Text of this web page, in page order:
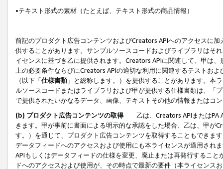
•テキスト形式の素材（たとえば、テキスト形式の商品情報）
前記のプロダクト広告コンテンツおよびCreators APIへのアクセスに
供することがあります。サンプルソースコードおよびライブラリはそ
イセンスに基づき乙に提供されます。Creators APIに関連して、甲は
上の必要条件ならびにCreators APIの適切な利用に関連するテストお
（以下「仕様書類」と総称します。）を提供することがあります。本
ルソースコードまたはライブラリおよび甲が提供する仕様書類は、「
で提供されたいかなるデータ、画像、テキストその他の情報またはコ
(b) プロダクト広告コンテンツの取得
乙は、Creators APIまたはPA
きます。甲が事前に書面による明示的な承認をした場合、乙は、甲が
す。）を通じて、プロダクト広告コンテンツを取得することもできま
データフィードへのアクセスおよび使用にも本ライセンスが適用され
APIもしくはデータフィードの仕様を変更、廃止または再発行するこ
ドへのアクセスおよび使用が、その時点で最新の要件（本ライセン